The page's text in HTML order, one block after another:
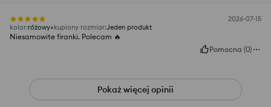
2026-07-15
kolor:różowy kupiony rozmiar:Jeden produkt
Niesamowite firanki. Polecam 🔥
Pomocna (0)
Pokaż więcej opinii